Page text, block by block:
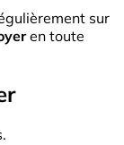
sur
en toute